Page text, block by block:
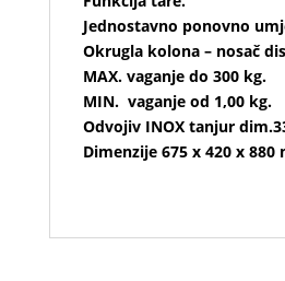
Jednostavno ponovno
Okrugla kolona – nosač
MAX. vaganje do 300 kg.
MIN. vaganje od 1,00 kg.
Odvojiv INOX tanjur
Dimenzije 675 x 420 x 880